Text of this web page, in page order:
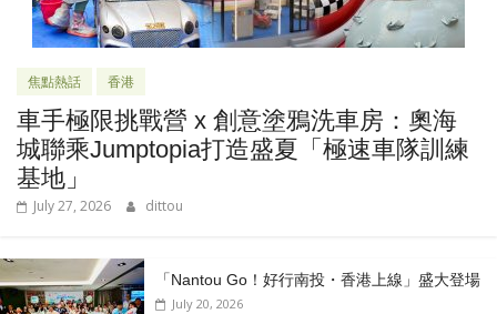
焦點熱話 香港
車手極限挑戰營 x 創意塗鴉洗車房：奧海
城聯乘Jumptopia打造盛夏「極速車隊訓練
基地」
July 27, 2026 dittou
「Nantou Go！好行南投・香港上線」盛大登場
July 20, 2026